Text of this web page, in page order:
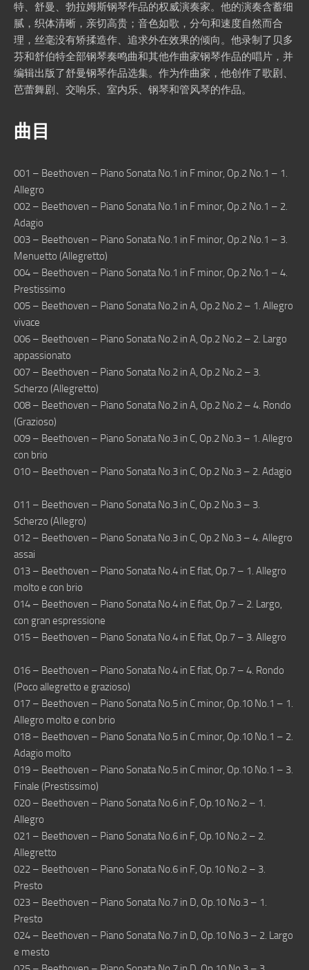
特、舒曼、勃拉姆斯钢琴作品的权威演奏家。他的演奏含蓄细
腻，织体清晰，亲切高贵；音色如歌，分句和速度自然而合
理，丝毫没有矫揉造作、追求外在效果的倾向。他录制了贝多
芬和舒伯特全部钢琴奏鸣曲和其他作曲家钢琴作品的唱片，并
编辑出版了舒曼钢琴作品选集。作为作曲家，他创作了歌剧、
芭蕾舞剧、交响乐、室内乐、钢琴和管风琴的作品。
曲目
001 – Beethoven – Piano Sonata No.1 in F minor, Op.2 No.1 – 1.
Allegro
002 – Beethoven – Piano Sonata No.1 in F minor, Op.2 No.1 – 2.
Adagio
003 – Beethoven – Piano Sonata No.1 in F minor, Op.2 No.1 – 3.
Menuetto (Allegretto)
004 – Beethoven – Piano Sonata No.1 in F minor, Op.2 No.1 – 4.
Prestissimo
005 – Beethoven – Piano Sonata No.2 in A, Op.2 No.2 – 1. Allegro
vivace
006 – Beethoven – Piano Sonata No.2 in A, Op.2 No.2 – 2. Largo
appassionato
007 – Beethoven – Piano Sonata No.2 in A, Op.2 No.2 – 3.
Scherzo (Allegretto)
008 – Beethoven – Piano Sonata No.2 in A, Op.2 No.2 – 4. Rondo
(Grazioso)
009 – Beethoven – Piano Sonata No.3 in C, Op.2 No.3 – 1. Allegro
con brio
010 – Beethoven – Piano Sonata No.3 in C, Op.2 No.3 – 2. Adagio
011 – Beethoven – Piano Sonata No.3 in C, Op.2 No.3 – 3.
Scherzo (Allegro)
012 – Beethoven – Piano Sonata No.3 in C, Op.2 No.3 – 4. Allegro
assai
013 – Beethoven – Piano Sonata No.4 in E flat, Op.7 – 1. Allegro
molto e con brio
014 – Beethoven – Piano Sonata No.4 in E flat, Op.7 – 2. Largo,
con gran espressione
015 – Beethoven – Piano Sonata No.4 in E flat, Op.7 – 3. Allegro
016 – Beethoven – Piano Sonata No.4 in E flat, Op.7 – 4. Rondo
(Poco allegretto e grazioso)
017 – Beethoven – Piano Sonata No.5 in C minor, Op.10 No.1 – 1.
Allegro molto e con brio
018 – Beethoven – Piano Sonata No.5 in C minor, Op.10 No.1 – 2.
Adagio molto
019 – Beethoven – Piano Sonata No.5 in C minor, Op.10 No.1 – 3.
Finale (Prestissimo)
020 – Beethoven – Piano Sonata No.6 in F, Op.10 No.2 – 1.
Allegro
021 – Beethoven – Piano Sonata No.6 in F, Op.10 No.2 – 2.
Allegretto
022 – Beethoven – Piano Sonata No.6 in F, Op.10 No.2 – 3.
Presto
023 – Beethoven – Piano Sonata No.7 in D, Op.10 No.3 – 1.
Presto
024 – Beethoven – Piano Sonata No.7 in D, Op.10 No.3 – 2. Largo
e mesto